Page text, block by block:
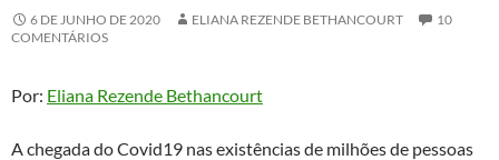
6 DE JUNHO DE 2020 ELIANA REZENDE BETHANCOURT
10
COMENTÁRIOS
Por: Eliana Rezende Bethancourt
A chegada do Covid19 nas existências de milhões de pessoas